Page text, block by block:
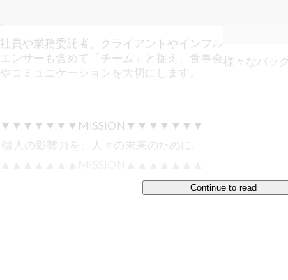
社員や業務委託者、クライアントやインフル
エンサーも含めて「チーム」と捉え、食事会
やコミュニケーションを大切にします。
様々なバッ
▼▼▼▼▼▼▼MISSION▼▼▼▼▼▼▼
Continue to read